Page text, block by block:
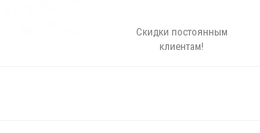
Скидки постоянным
клиентам!